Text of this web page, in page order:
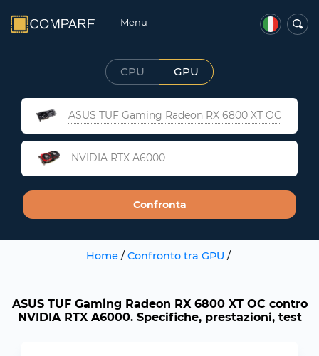
Menu
CPU GPU
ASUS TUF Gaming Radeon RX 6800 XT OC
NVIDIA RTX A6000
Confronta
Home/ Confronto tra GPU /
ASUS TUF Gaming Radeon RX 6800 XT OC contro
NVIDIA RTX A6000. Specifiche, prestazioni, test